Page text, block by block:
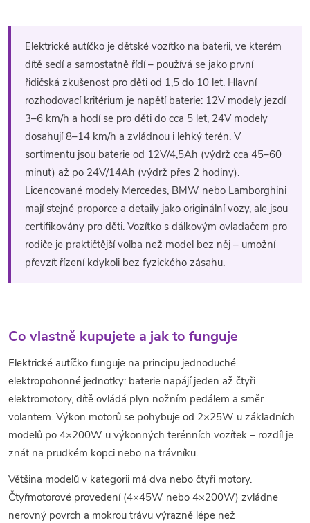
k
y
v
ý
p
i
s
u
Elektrické autíčko je dětské vozítko na baterii, ve kterém
dítě sedí a samostatně řídí – používá se jako první
řidičská zkušenost pro děti od 1,5 do 10 let. Hlavní
rozhodovací kritérium je napětí baterie: 12V modely jezdí
3–6 km/h a hodí se pro děti do cca 5 let, 24V modely
dosahují 8–14 km/h a zvládnou i lehký terén. V
sortimentu jsou baterie od 12V/4,5Ah (výdrž cca 45–60
minut) až po 24V/14Ah (výdrž přes 2 hodiny).
Licencované modely Mercedes, BMW nebo Lamborghini
mají stejné proporce a detaily jako originální vozy, ale jsou
certifikovány pro děti. Vozítko s dálkovým ovladačem pro
rodiče je praktičtější volba než model bez něj – umožní
převzít řízení kdykoli bez fyzického zásahu.
Co vlastně kupujete a jak to funguje
Elektrické autíčko funguje na principu jednoduché
elektropohonné jednotky: baterie napájí jeden až čtyři
elektromotory, dítě ovládá plyn nožním pedálem a směr
volantem. Výkon motorů se pohybuje od 2×25W u základních
modelů po 4×200W u výkonných terénních vozítek – rozdíl je
znát na prudkém kopci nebo na trávníku.
Většina modelů v kategorii má dva nebo čtyři motory.
Čtyřmotorové provedení (4×45W nebo 4×200W) zvládne
nerovný povrch a mokrou trávu výrazně lépe než